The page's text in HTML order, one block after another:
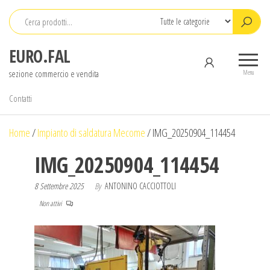
Salta
contenuto
EURO.FAL
sezione commercio e vendita Menu
Contatti
Home/Impianto di saldatura Mecome/IMG_20250904_114454
IMG_20250904_114454
8 Settembre 2025 By ANTONINO CACCIOTTOLI
Non attivi